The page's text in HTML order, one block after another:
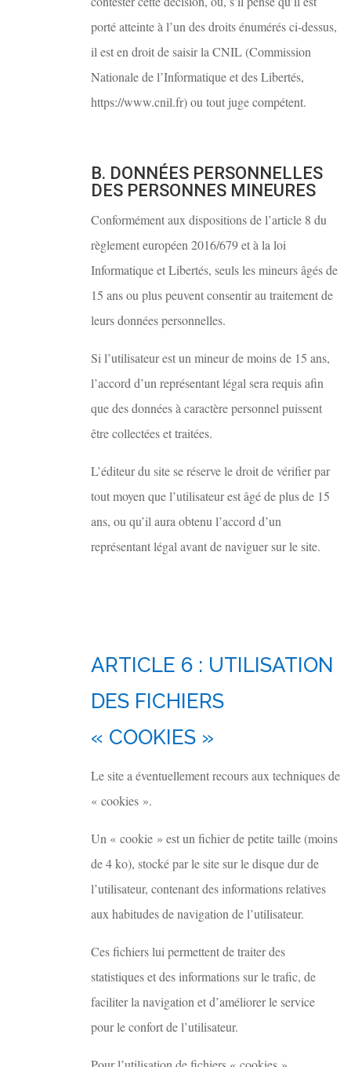
porté atteinte à l’un des droits énumérés ci-dessus,
il est en droit de saisir la CNIL (Commission
Nationale de l’Informatique et des Libertés,
https://www.cnil.fr) ou tout juge compétent.
B. DONNÉES PERSONNELLES
DES PERSONNES MINEURES
Conformément aux dispositions de l’article 8 du
règlement européen 2016/679 et à la loi
Informatique et Libertés, seuls les mineurs âgés de
15 ans ou plus peuvent consentir au traitement de
leurs données personnelles.
Si l’utilisateur est un mineur de moins de 15 ans,
l’accord d’un représentant légal sera requis afin
que des données à caractère personnel puissent
être collectées et traitées.
L’éditeur du site se réserve le droit de vérifier par
tout moyen que l’utilisateur est âgé de plus de 15
ans, ou qu’il aura obtenu l’accord d’un
représentant légal avant de naviguer sur le site.
ARTICLE 6 : UTILISATION
DES FICHIERS
« COOKIES »
Le site a éventuellement recours aux techniques de
« cookies ».
Un « cookie » est un fichier de petite taille (moins
de 4 ko), stocké par le site sur le disque dur de
l’utilisateur, contenant des informations relatives
aux habitudes de navigation de l’utilisateur.
Ces fichiers lui permettent de traiter des
statistiques et des informations sur le trafic, de
faciliter la navigation et d’améliorer le service
pour le confort de l’utilisateur.